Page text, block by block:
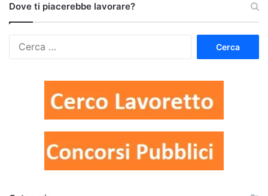
Dove ti piacerebbe lavorare?